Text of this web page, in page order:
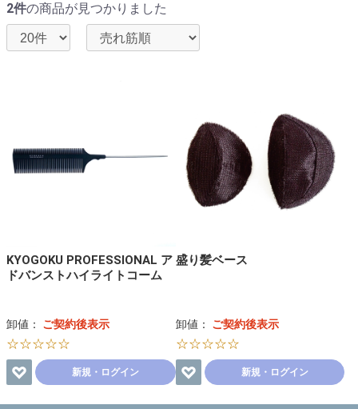
2件の商品が見つかりました
KYOGOKU PROFESSIONAL ア
ドバンストハイライトコーム
卸値： ご契約後表示
☆☆☆☆☆
新規・ログイン
盛り髪ベース
卸値： ご契約後表示
☆☆☆☆☆
新規・ログイン